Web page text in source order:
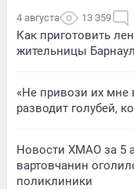
4 августа 13 359
Как приготовить
жительницы
«Не привози их мне
разводит голубей,
Новости ХМАО за 5
вартовчанин
поликлиники